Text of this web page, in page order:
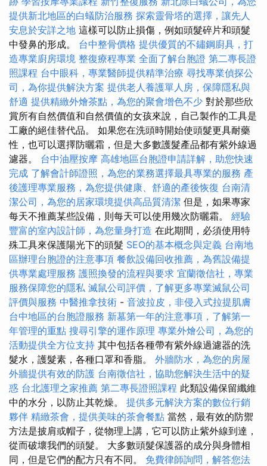
提供新北地區的白蟻防治服務 探索靈骨塔的選擇，讓先人
安息於安詳之地 這樣可以防止損傷，例如頭髮碎片和頭髮
中發鼻的形成。 台中整骨價格 提供優質的不鏽鋼廚具，打
造專業廚房環境 整復療程專業 全面了解台胞證 第二專長證
照課程 台中眼科，專業醫師提供精準治療 尋找專業偵探公
司，為你提供解決方案 提供老人養護單人房，保障隱私與
舒適 提供精緻外燴茶點，為您的聚會增色不少 對於那些欣
賞所有自然價值和自然價值的女孩來說，自己製作的工具是
工廠的絕佳替代品。 如果您在洗頭時開始使頭髮更具耐藥
性，也可以選擇防曬霜，但是大多數護髮產品都有紫外線過
濾器。 台中油壓按摩 高雄地區台胞證申請詳解，助您快速
完成 了解會計師證照，為您的業務選擇最具專業的服務 產
後護理專業服務，為您提供健康、舒適的產後恢復 台南清
潔公司，為您的居家環境提供高品質清潔 但是，如果專家
每天不推薦某些設備，則每天可以使用幾次防曬霜。 經驗
豐富的室內設計師，為您量身打造 在此期間，必須使用特
殊工具來保護陽光下的頭髮 SEO的基本概念與定義 台南地
區辦理台胞證的注意事項 餐飲設備回收推薦，為舊設備提
供專業處理服務 護照換發的流程與要求 宜蘭徵信社，專業
服務保障您的隱私 滅鼠公司評價，了解更多專業滅鼠公司
評價與服務 中醫推拿技術 - 音波拉皮，非侵入式拉提肌膚
台中地區的台胞證服務 新墓第一年的注意事項，了解第一
年管理的重點 搜尋引擎的運作原理 專業外燴公司，為您的
活動提供全方位支持 其中包括各種帶有紫外線過濾器的洗
髮水，護髮素，各種口罩和香脂。 外牆防水，為您的房屋
外牆提供有效的防護 台南徵信社，協助您解決生活中的疑
惑 台北護理之家推薦 第二專長證照課程 此類設備保留纖維
中的水分，以防止其乾燥。 提供多元解決方案的數位行銷
夥伴 精緻茶會，提供美味的茶會餐點 當然，最有效的防禦
方法是披肩或帽子，從物理上講，它可以防止紫外線到達，
從而破壞我們的頭髮。 大多數頭髮保護器的成分與身體相
同，但是它們的配方只有不同。 免費律師詢問，解答您法